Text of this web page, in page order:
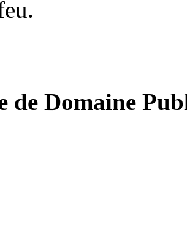
de Domaine